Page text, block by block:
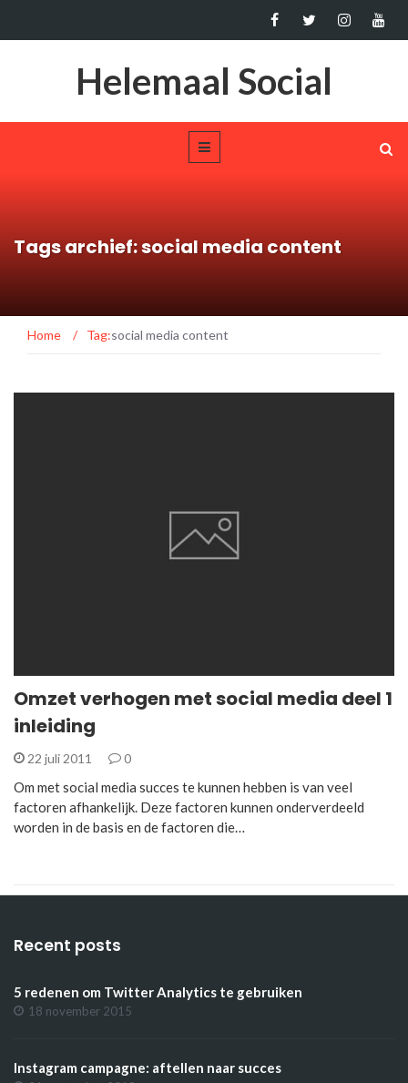
Helemaal Social
Tags archief: social media content
Home / Tag:social media content
Omzet verhogen met social media deel 1
inleiding
22 juli 2011 0
Om met social media succes te kunnen hebben is van veel
factoren afhankelijk. Deze factoren kunnen onderverdeeld
worden in de basis en de factoren die…
Recent posts
5 redenen om Twitter Analytics te gebruiken
18 november 2015
Instagram campagne: aftellen naar succes